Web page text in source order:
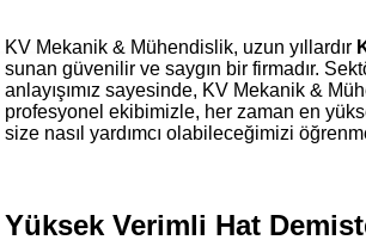
KV Mekanik & Mühendislik, uzun yıllardır
sunan güvenilir ve saygın bir firmadır.
anlayışımız sayesinde, KV Mekanik &
profesyonel ekibimizle, her zaman en
size nasıl yardımcı olabileceğimizi
Yüksek Verimli Hat